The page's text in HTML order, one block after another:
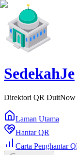
SedekahJe
Direktori QR DuitNow
Laman Utama
Hantar QR
Carta Penghantar